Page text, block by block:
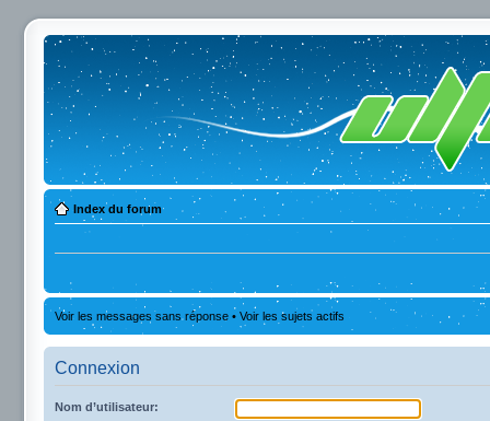
Index du forum
Voir les messages sans réponse • Voir les sujets actifs
Connexion
Nom d’utilisateur: